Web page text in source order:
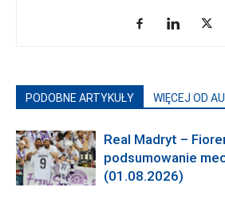
PODOBNE ARTYKUŁY WIĘCEJ OD
Real Madryt –
podsumowanie
(01.08.2026)